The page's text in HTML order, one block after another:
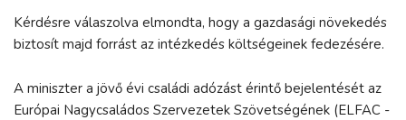
Kérdésre válaszolva elmondta, hogy a gazdasági növekedés
biztosít majd forrást az intézkedés költségeinek fedezésére.
A miniszter a jövő évi családi adózást érintő bejelentését az
Európai Nagycsaládos Szervezetek Szövetségének (ELFAC -